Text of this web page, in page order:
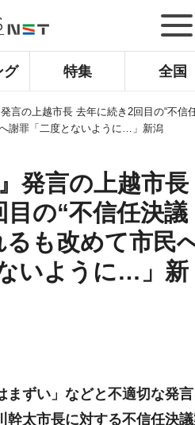
グ 特集 全国
発言の上越市長 去年に続き2回目の“不信
謝罪「二度とないように…」新潟
発言の上越市長
の“不信任決議
も改めて市民
いように…」新
まずい」などと不適切な発
幹太市長に対する不信任決